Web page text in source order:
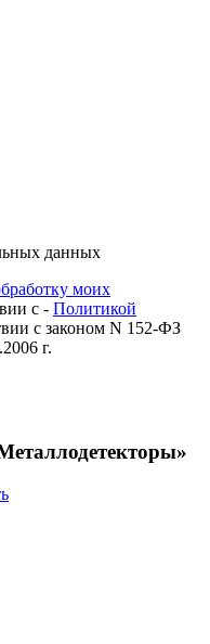
данных
моих
с - Политикой
с законом N 152-ФЗ
г.